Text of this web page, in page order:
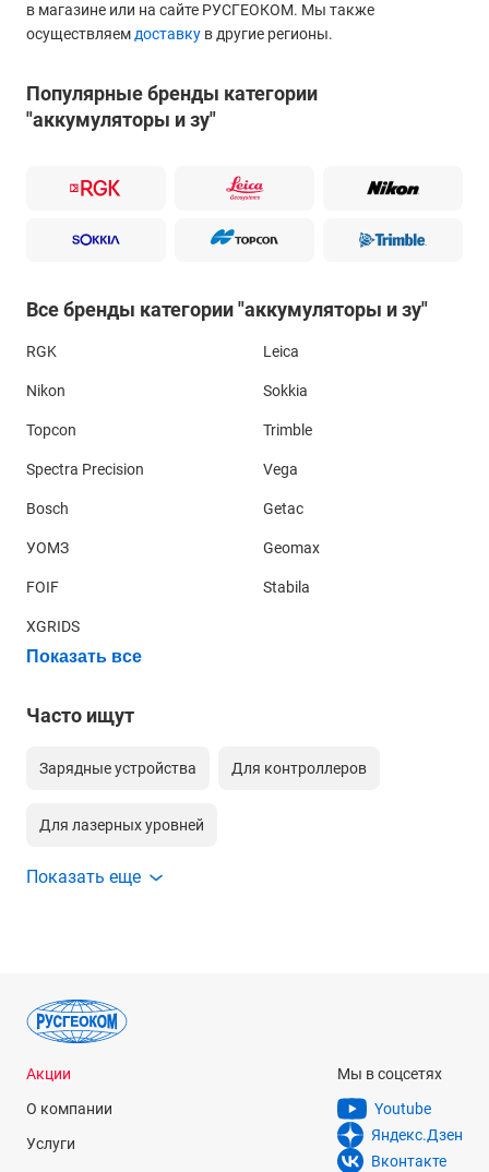
в магазине или на сайте РУСГЕОКОМ. Мы также
осуществляем доставку в другие регионы.
Популярные бренды категории
"аккумуляторы и зу"
Все бренды категории "аккумуляторы и зу"
RGK Leica
Nikon Sokkia
Topcon Trimble
Spectra Precision Vega
Bosch Getac
УОМЗ Geomax
FOIF Stabila
XGRIDS
Показать все
Часто ищут
Зарядные устройства Для контроллеров
Для лазерных уровней
Зарядные устройства для лазерных уровней
Для лазерных сканеров Внешние для тахеометров
Зарядные устройства для gps приемников
Показать еще
Акции
О компании
Услуги
Мы в соцсетях
Youtube
Яндекс.Дзен
Вконтакте